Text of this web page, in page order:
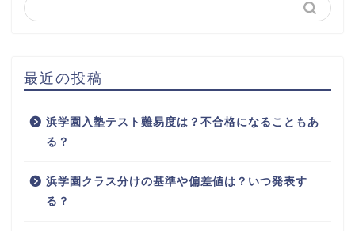
最近の投稿
浜学園入塾テスト難易度は？不合格になることもあ
る？
浜学園クラス分けの基準や偏差値は？いつ発表す
る？